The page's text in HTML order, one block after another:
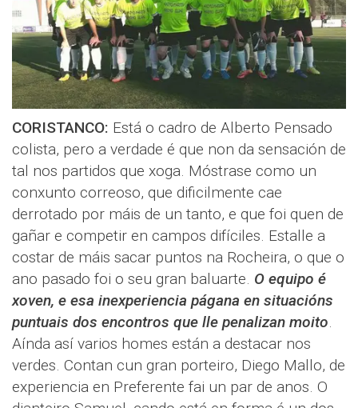
CORISTANCO: Está o cadro de Alberto Pensado
colista, pero a verdade é que non da sensación de
tal nos partidos que xoga. Móstrase como un
conxunto correoso, que dificilmente cae
derrotado por máis de un tanto, e que foi quen de
gañar e competir en campos difíciles. Estalle a
costar de máis sacar puntos na Rocheira, o que o
ano pasado foi o seu gran baluarte. O equipo é
xoven, e esa inexperiencia págana en situacións
puntuais dos encontros que lle penalizan moito
Aínda así varios homes están a destacar nos
verdes. Contan cun gran porteiro, Diego Mallo, de
experiencia en Preferente fai un par de anos. O